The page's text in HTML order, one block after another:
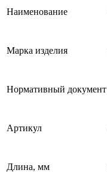
Наименование
Марка изделия
Нормативный документ
Артикул
Длина, мм